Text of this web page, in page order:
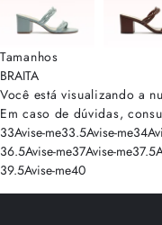
Tamanhos
BRAITA
Você está visualizando a
Em caso de dúvidas,
33Avise-me33.5Avise-me34
36.5Avise-me37Avise-me37.5
39.5Avise-me40